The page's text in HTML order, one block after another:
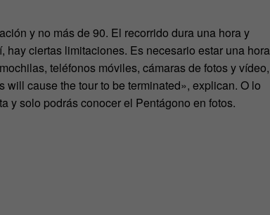
y no más de 90. El recorrido dura una hora y
ciertas limitaciones. Es necesario estar una hora
teléfonos móviles, cámaras de fotos y vídeo,
cause the tour to be terminated», explican. O lo
y solo podrás conocer el Pentágono en fotos.